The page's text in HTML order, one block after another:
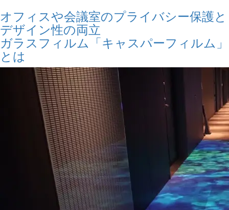
オフィスや会議室のプライバシー保護と
デザイン性の両立
ガラスフィルム「キャスパーフィルム」
とは